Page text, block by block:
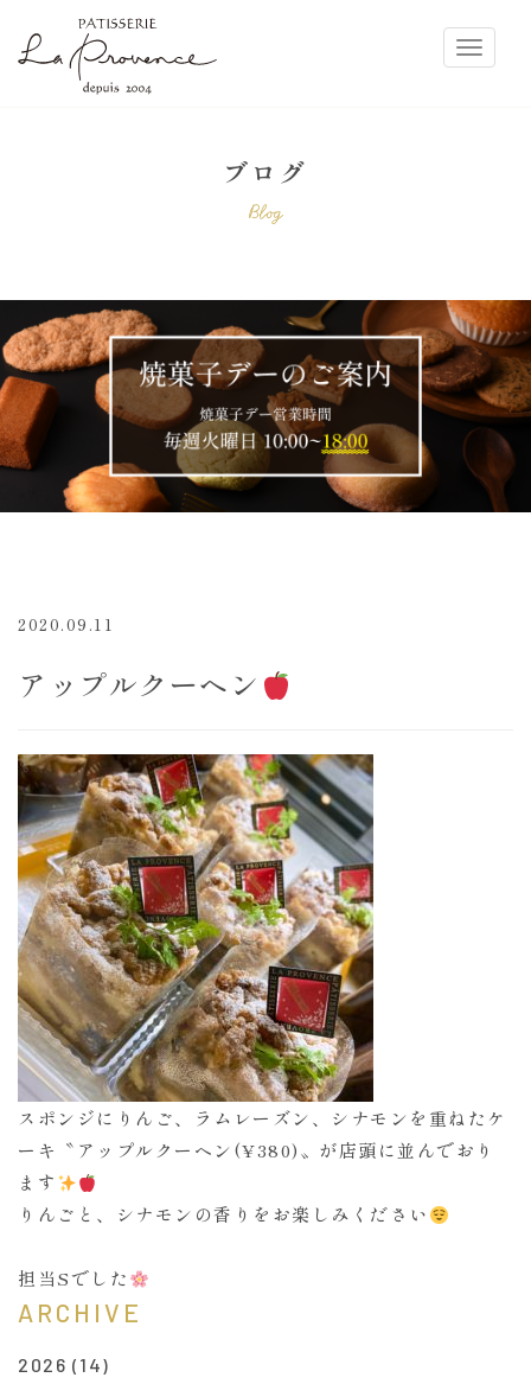
ブログ
Blog
2020.09.11
アップルクーヘン
スポンジにりんご、ラムレーズン、シナモンを重ねたケ
ーキ〝アップルクーヘン(¥380)〟が店頭に並んでおり
ます
りんごと、シナモンの香りをお楽しみください
担当Sでした
ARCHIVE
2026 (14)